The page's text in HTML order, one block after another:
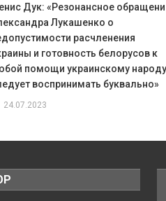
Дук: «Резонансное
Лукашенко о
расчленения
и готовность белорусов к
помощи украинскому
воспринимать буквально»
24.07.2023